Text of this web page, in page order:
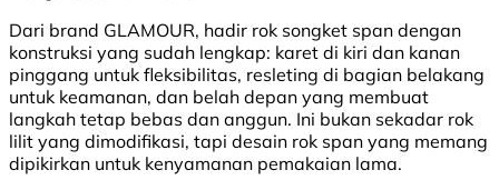
Dari brand GLAMOUR, hadir rok songket span dengan
konstruksi yang sudah lengkap: karet di kiri dan kanan
pinggang untuk fleksibilitas, resleting di bagian belakang
untuk keamanan, dan belah depan yang membuat
langkah tetap bebas dan anggun. Ini bukan sekadar rok
lilit yang dimodifikasi, tapi desain rok span yang memang
dipikirkan untuk kenyamanan pemakaian lama.